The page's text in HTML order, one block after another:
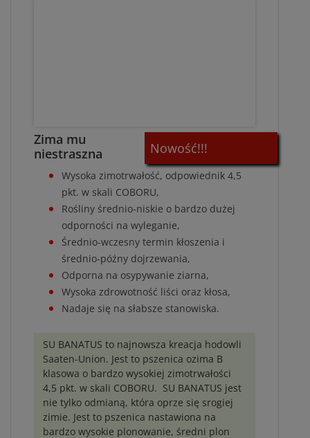
Nowość!!!
Zima mu
niestraszna
Wysoka zimotrwałość, odpowiednik 4,5
pkt. w skali COBORU,
Rośliny średnio-niskie o bardzo dużej
odporności na wyleganie,
Średnio-wczesny termin kłoszenia i
średnio-późny dojrzewania,
Odporna na osypywanie ziarna,
Wysoka zdrowotność liści oraz kłosa,
Nadaje się na słabsze stanowiska.
SU BANATUS to najnowsza kreacja hodowli
Saaten-Union. Jest to pszenica ozima B
klasowa o bardzo wysokiej zimotrwałości
4,5 pkt. w skali COBORU. SU BANATUS jest
nie tylko odmianą, która oprze się srogiej
zimie. Jest to pszenica nastawiona na
bardzo wysokie plonowanie, średni plon